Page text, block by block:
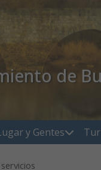
de
y Gentes